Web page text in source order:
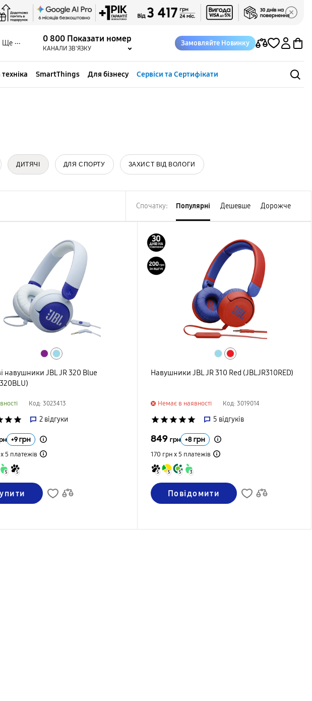
Ще 0 800 Показати номер
КАНАЛИ ЗВ'ЯЗКУ
Замовляйте Новинку
SmartThings Для бізнесу Сервіси та Сертифікати
ДИТЯЧІ ДЛЯ СПОРТУ ЗАХИСТ ВІД ВОЛОГИ
Спочатку: Популярні Дешевше Дорожче
навушники JBL JR 320 Blue
Код: 3023413
star star 2 відгуки
+9грн
5 платежів
5 5
Навушники JBL JR 310 Red (JBLJR310RED)
Немає в наявності Код: 3019014
star star star star star 5 відгуків
849 грн +8грн
170 грн х 5 платежів
5 5 5 3
Повідомити